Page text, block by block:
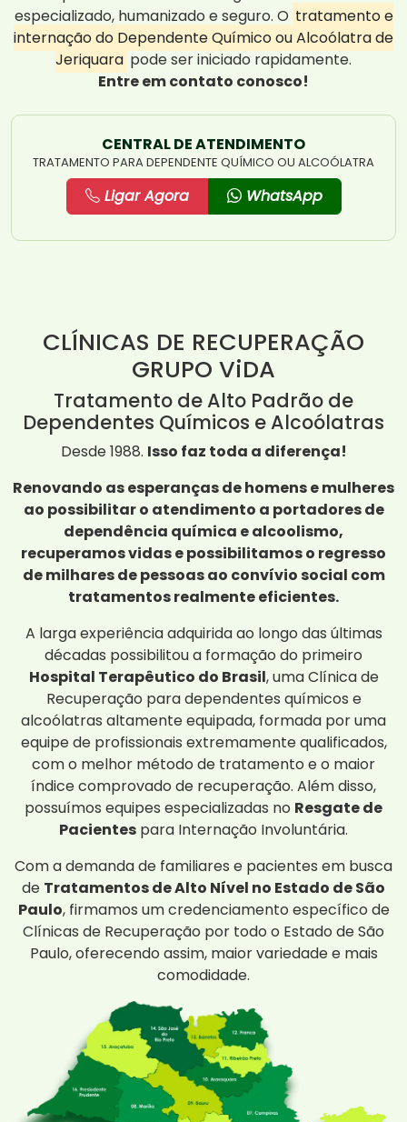
especializado, humanizado e seguro. O tratamento e
internação do Dependente Químico ou Alcoólatra de
Jeriquara pode ser iniciado rapidamente.
Entre em contato conosco!
CENTRAL DE ATENDIMENTO
TRATAMENTO PARA DEPENDENTE QUÍMICO OU ALCOÓLATRA
Ligar Agora WhatsApp
CLÍNICAS DE RECUPERAÇÃO
GRUPO ViDA
Tratamento de Alto Padrão de
Dependentes Químicos e Alcoólatras
Desde 1988. Isso faz toda a diferença!
Renovando as esperanças de homens e mulheres
ao possibilitar o atendimento a portadores de
dependência química e alcoolismo,
recuperamos vidas e possibilitamos o regresso
de milhares de pessoas ao convívio social com
tratamentos realmente eficientes.
A larga experiência adquirida ao longo das últimas
décadas possibilitou a formação do primeiro
Hospital Terapêutico do Brasil, uma Clínica de
Recuperação para dependentes químicos e
alcoólatras altamente equipada, formada por uma
equipe de profissionais extremamente qualificados,
com o melhor método de tratamento e o maior
índice comprovado de recuperação. Além disso,
possuímos equipes especializadas no Resgate de
Pacientes para Internação Involuntária.
Com a demanda de familiares e pacientes em busca
de Tratamentos de Alto Nível no Estado de São
Paulo, firmamos um credenciamento específico de
Clínicas de Recuperação por todo o Estado de São
Paulo, oferecendo assim, maior variedade e mais
comodidade.